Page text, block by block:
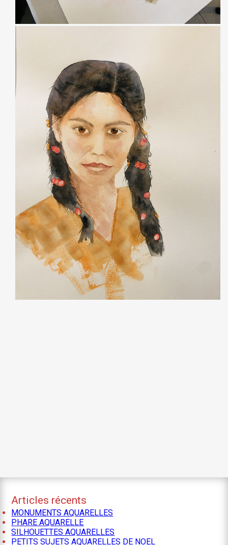
Articles récents
MONUMENTS AQUARELLES
PHARE AQUARELLE
SILHOUETTES AQUARELLES
PETITS SUJETS AQUARELLES DE NOEL